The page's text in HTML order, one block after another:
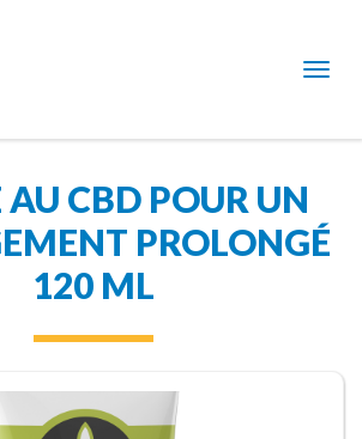
AU CBD POUR UN
PROLONGÉ
120 ML